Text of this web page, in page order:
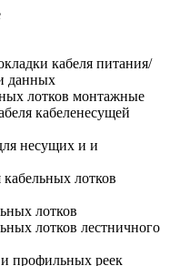
кабеля питания/
данных
лотков монтажные
кабеленесущей
несущих и и
лотков
лотков
лотков лестничного
профильных реек